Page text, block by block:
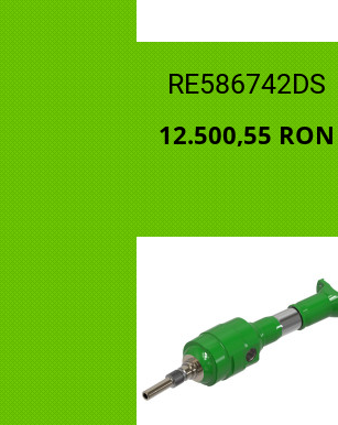
RE586742DS
12.500,55 RON